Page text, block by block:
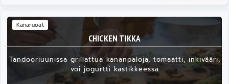
CHICKEN TIKKA
Tandooriuunissa grillattua kananpaloja, tomaatti, inkivääri,
voi jogurtti kastikkeessa
Kanaruoat